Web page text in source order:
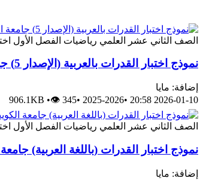
الصف الثاني عشر العلمي رياضيات الفصل الأول
نموذج اختبار القدرات بالعربية (الإصدار 5) جامعة الكويت
إضافة: مايا
2026-01-10 20:58
•
2025-2026
•
906.1KB •👁 345
الصف الثاني عشر العلمي رياضيات الفصل الأول
نموذج اختبار القدرات (باللغة العربية)
إضافة: مايا